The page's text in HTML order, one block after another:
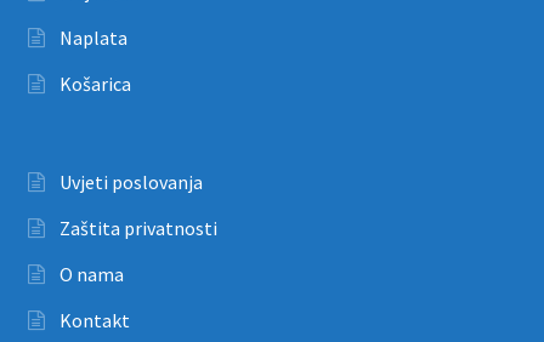
Naplata
Košarica
Uvjeti poslovanja
Zaštita privatnosti
O nama
Kontakt